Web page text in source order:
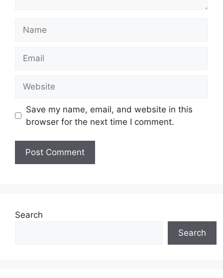
Save my name, email, and website in this
browser for the next time I comment.
Search
Search